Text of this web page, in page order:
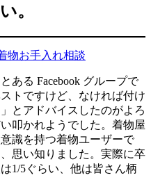
。
物お手入れ相談
ある Facebook グループで
トですけど、なければ付け
とアドバイスしたのがよろ
叩かれようでした。着物屋
識を持つ着物ユーザーで
思い知りました。実際に卒
1/5ぐらい、他は皆さん柄